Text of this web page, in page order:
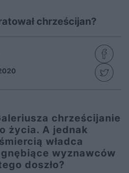
chrześcijan?
chrześcijanie
życia. A jednak
władca
gnębiące wyznawców
doszło?